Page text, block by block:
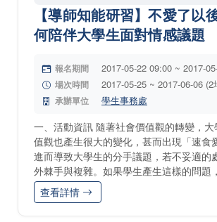
【導師知能研習】不愛了以
何陪伴大學生面對情感議題
報名期間 2017-05-22 09:00 ~ 2017-
場次時間 2017-05-25 ~ 2017-06-06 (2
承辦單位 學生事務處
一、活動資訊 隨著社會價值觀的轉變，
值觀也產生很大的變化，甚而出現「速食
進而導致大學生的分手議題，若不妥適的
外棘手與複雜。如果學生產生這樣的問題
查看詳情